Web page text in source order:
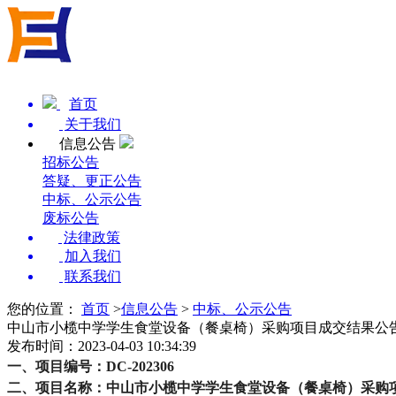
首页
关于我们
信息公告
招标公告
答疑、更正公告
中标、公示公告
废标公告
法律政策
加入我们
联系我们
您的位置： 首页 >信息公告 > 中标、公示公告
中山市小榄中学学生食堂设备（餐桌椅）采购项目成交结果公
发布时间：2023-04-03 10:34:39
一、 项目编号： DC-202306
二、项目名称： 中山市小榄中学学生食堂设备（餐桌椅）采购